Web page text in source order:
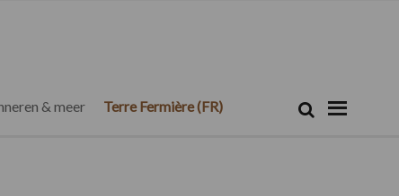
& meer Terre Fermière (FR) Zoek